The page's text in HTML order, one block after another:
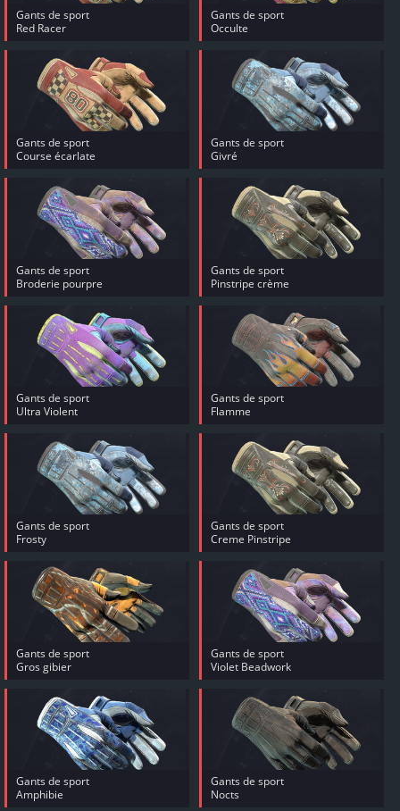
Gants de sport
Red Racer
Gants de sport
Occulte
Gants de sport
Course écarlate
Gants de sport
Givré
Gants de sport
Broderie pourpre
Gants de sport
Pinstripe crème
Gants de sport
Ultra Violent
Gants de sport
Flamme
Gants de sport
Frosty
Gants de sport
Creme Pinstripe
Gants de sport
Gros gibier
Gants de sport
Violet Beadwork
Gants de sport
Amphibie
Gants de sport
Nocts